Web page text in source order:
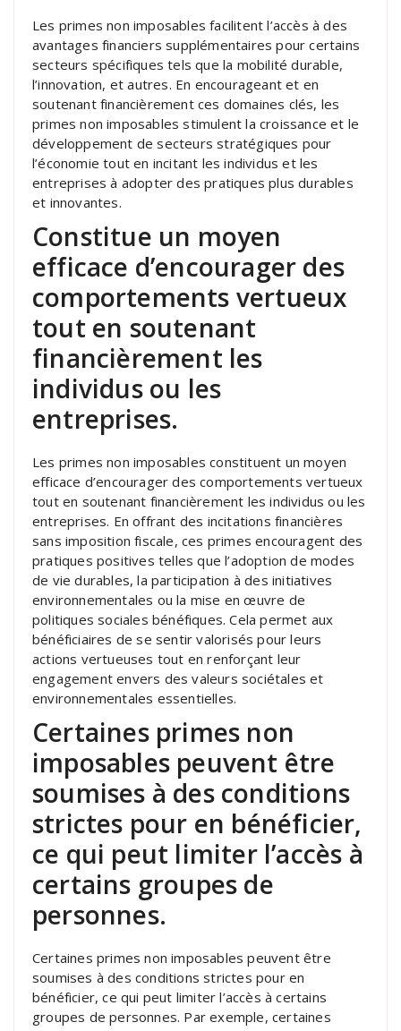
Les primes non imposables facilitent l’accès à des
avantages financiers supplémentaires pour certains
secteurs spécifiques tels que la mobilité durable,
l’innovation, et autres. En encourageant et en
soutenant financièrement ces domaines clés, les
primes non imposables stimulent la croissance et le
développement de secteurs stratégiques pour
l’économie tout en incitant les individus et les
entreprises à adopter des pratiques plus durables
et innovantes.
Constitue un moyen
efficace d’encourager des
comportements vertueux
tout en soutenant
financièrement les
individus ou les
entreprises.
Les primes non imposables constituent un moyen
efficace d’encourager des comportements vertueux
tout en soutenant financièrement les individus ou les
entreprises. En offrant des incitations financières
sans imposition fiscale, ces primes encouragent des
pratiques positives telles que l’adoption de modes
de vie durables, la participation à des initiatives
environnementales ou la mise en œuvre de
politiques sociales bénéfiques. Cela permet aux
bénéficiaires de se sentir valorisés pour leurs
actions vertueuses tout en renforçant leur
engagement envers des valeurs sociétales et
environnementales essentielles.
Certaines primes non
imposables peuvent être
soumises à des conditions
strictes pour en bénéficier,
ce qui peut limiter l’accès à
certains groupes de
personnes.
Certaines primes non imposables peuvent être
soumises à des conditions strictes pour en
bénéficier, ce qui peut limiter l’accès à certains
groupes de personnes. Par exemple, certaines